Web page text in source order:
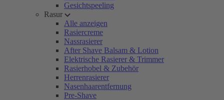
Gesichtspeeling
Rasur
Alle anzeigen
Rasiercreme
Nassrasierer
After Shave Balsam & Lotion
Elektrische Rasierer & Trimmer
Rasierhobel & Zubehör
Herrenrasierer
Nasenhaarentfernung
Pre-Shave